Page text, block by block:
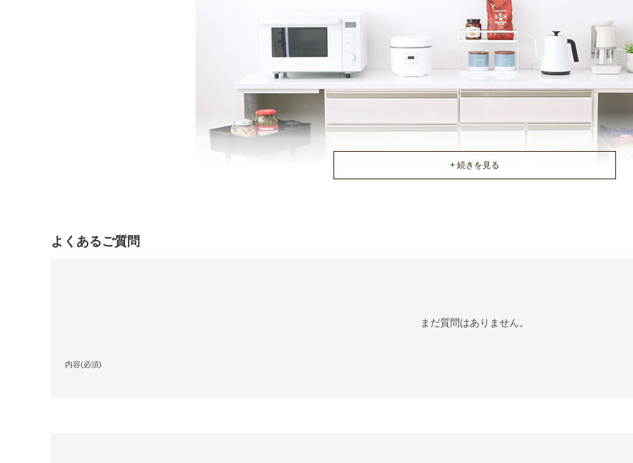
よくあるご質問
まだ質問はありません。
内容(必須)